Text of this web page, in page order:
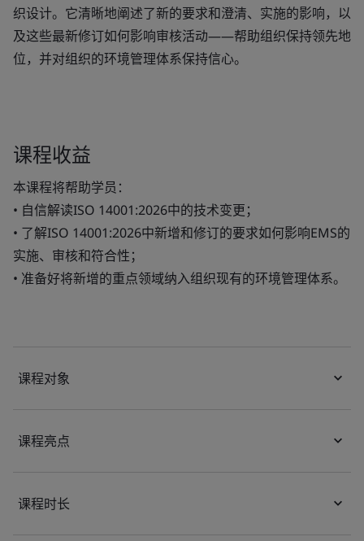
织设计。它清晰地阐述了新的要求和澄清、实施的影响，以
及这些最新修订如何影响审核活动——帮助组织保持领先地
位，并对组织的环境管理体系保持信心。
课程收益
本课程将帮助学员：
• 自信解读ISO 14001:2026中的技术变更；
• 了解ISO 14001:2026中新增和修订的要求如何影响EMS的
实施、审核和符合性；
• 准备好将新增的重点领域纳入组织现有的环境管理体系。
课程对象
课程亮点
课程时长